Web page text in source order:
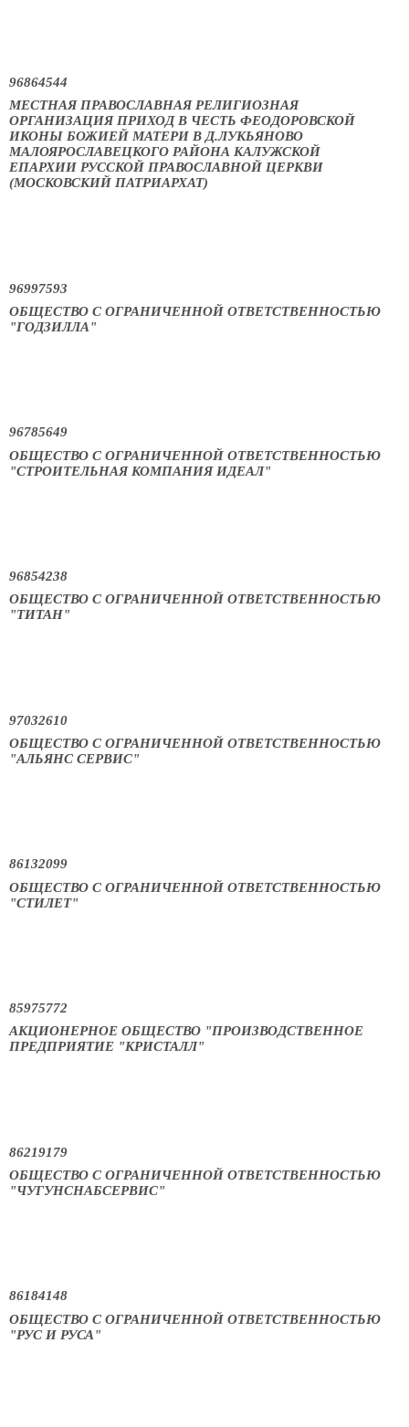
96864544
МЕСТНАЯ ПРАВОСЛАВНАЯ РЕЛИГИОЗНАЯ
ОРГАНИЗАЦИЯ ПРИХОД В ЧЕСТЬ ФЕОДОРОВСКОЙ
ИКОНЫ БОЖИЕЙ МАТЕРИ В Д.ЛУКЬЯНОВО
МАЛОЯРОСЛАВЕЦКОГО РАЙОНА КАЛУЖСКОЙ
ЕПАРХИИ РУССКОЙ ПРАВОСЛАВНОЙ ЦЕРКВИ
(МОСКОВСКИЙ ПАТРИАРХАТ)
96997593
ОБЩЕСТВО С ОГРАНИЧЕННОЙ ОТВЕТСТВЕННОСТЬЮ
"ГОДЗИЛЛА"
96785649
ОБЩЕСТВО С ОГРАНИЧЕННОЙ ОТВЕТСТВЕННОСТЬЮ
"СТРОИТЕЛЬНАЯ КОМПАНИЯ ИДЕАЛ"
96854238
ОБЩЕСТВО С ОГРАНИЧЕННОЙ ОТВЕТСТВЕННОСТЬЮ
"ТИТАН"
97032610
ОБЩЕСТВО С ОГРАНИЧЕННОЙ ОТВЕТСТВЕННОСТЬЮ
"АЛЬЯНС СЕРВИС"
86132099
ОБЩЕСТВО С ОГРАНИЧЕННОЙ ОТВЕТСТВЕННОСТЬЮ
"СТИЛЕТ"
85975772
АКЦИОНЕРНОЕ ОБЩЕСТВО "ПРОИЗВОДСТВЕННОЕ
ПРЕДПРИЯТИЕ "КРИСТАЛЛ"
86219179
ОБЩЕСТВО С ОГРАНИЧЕННОЙ ОТВЕТСТВЕННОСТЬЮ
"ЧУГУНСНАБСЕРВИС"
86184148
ОБЩЕСТВО С ОГРАНИЧЕННОЙ ОТВЕТСТВЕННОСТЬЮ
"РУС И РУСА"